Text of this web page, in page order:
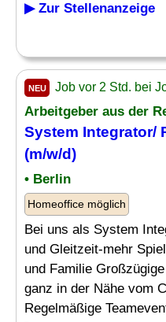
▶ Zur Stellenanzeige
NEU Job vor 2 Std. bei
Arbeitgeber aus der
System Integrator/
(m/w/d)
• Berlin
Homeoffice möglich
Bei uns als System
und Gleitzeit-mehr
und Familie
ganz in der Nähe vom
Regelmäßige